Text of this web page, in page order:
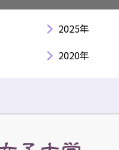
2025年
2020年